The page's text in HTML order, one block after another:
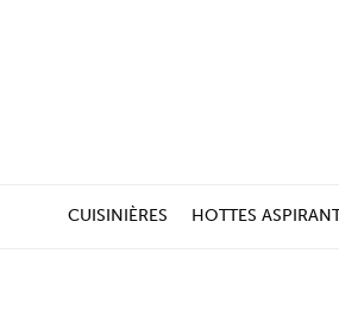
CUISINIÈRES HOTTES